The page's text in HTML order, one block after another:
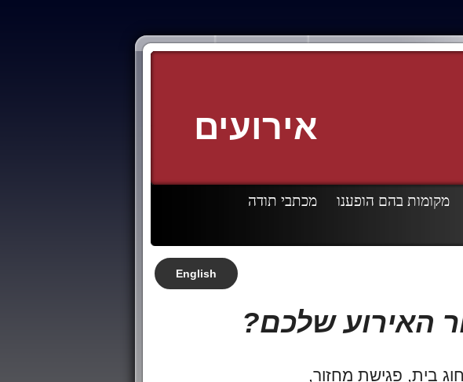
אירועים
מקומות בהם הופענו
מכתבי תודה
English
האירוע שלכם?
בית, פגישת מחזור,